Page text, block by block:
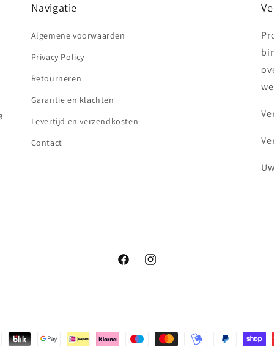
Navigatie
Algemene voorwaarden
Privacy Policy
Retourneren
Garantie en klachten
Levertijd en verzendkosten
Contact
FacebookInstagram